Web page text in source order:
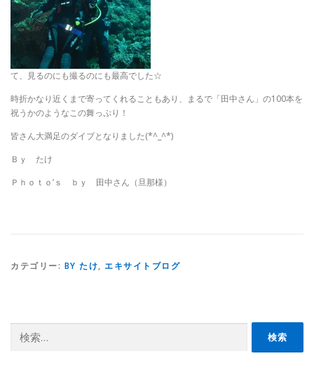
て、見るのにも撮るのにも最高でした☆
時折かなり近くまで寄ってくれることもあり、まるで「田中さん」の100本を
祝うかのようなこの舞っぷり！
皆さん大満足のダイブとなりました(*^_^*)
Ｂｙ たけ
Ｐｈｏｔｏ’ｓ ｂｙ 田中さん（旦那様）
カテゴリー: BY たけ, エキサイトブログ
索: